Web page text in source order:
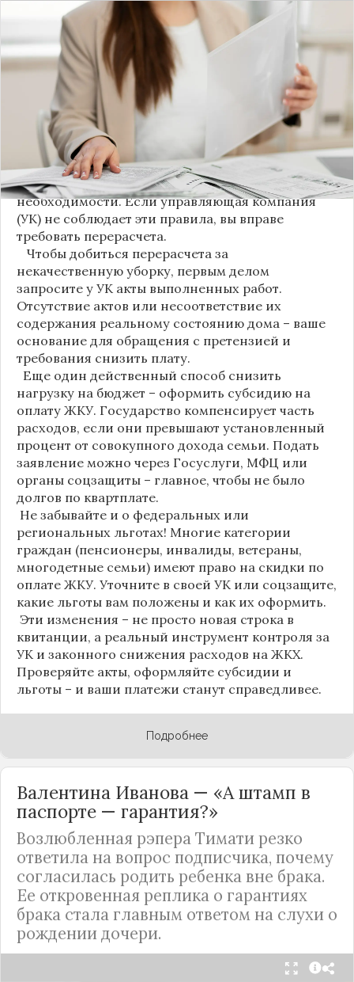
С 1 августа в квитанциях за жилищно-
коммунальные услуги введено важное
новшество. Как поясняет автор канала "ВЗО
ProДеньги", теперь уборка мест общего
пользования (МОП) выделена в отдельную
строку. Это дает жильцам четкое понимание, за
что именно они платят.
Новые нормы строго регламентируют частоту
уборки: мытье полов и лестниц должно
проводиться несколько раз в неделю, удаление
пыли – еженедельно, а уборка снега – по мере
необходимости. Если управляющая компания
(УК) не соблюдает эти правила, вы вправе
требовать перерасчета.
Чтобы добиться перерасчета за
некачественную уборку, первым делом
запросите у УК акты выполненных работ.
Отсутствие актов или несоответствие их
содержания реальному состоянию дома – ваше
основание для обращения с претензией и
требования снизить плату.
Еще один действенный способ снизить
нагрузку на бюджет – оформить субсидию на
оплату ЖКУ. Государство компенсирует часть
расходов, если они превышают установленный
процент от совокупного дохода семьи. Подать
заявление можно через Госуслуги, МФЦ или
органы соцзащиты – главное, чтобы не было
долгов по квартплате.
Не забывайте и о федеральных или
региональных льготах! Многие категории
граждан (пенсионеры, инвалиды, ветераны,
многодетные семьи) имеют право на скидки по
оплате ЖКУ. Уточните в своей УК или соцзащите,
какие льготы вам положены и как их оформить.
Эти изменения – не просто новая строка в
квитанции, а реальный инструмент контроля за
УК и законного снижения расходов на ЖКХ.
Проверяйте акты, оформляйте субсидии и
льготы – и ваши платежи станут справедливее.
Подробнее
Валентина Иванова — «А штамп в
паспорте — гарантия?»
Возлюбленная рэпера Тимати резко
ответила на вопрос подписчика, почему
согласилась родить ребенка вне брака.
Ее откровенная реплика о гарантиях
брака стала главным ответом на слухи о
рождении дочери.